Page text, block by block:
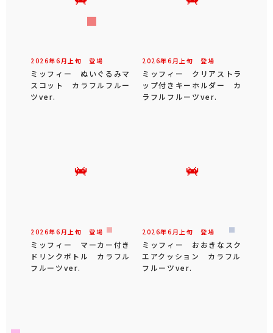
2026年6 月 上旬 登場
ミッフィー ぬいぐるみマ
スコット カラフルフルー
ツver.
2026年6 月 上旬 登場
ミッフィー クリアストラ
ップ付きキーホルダー カ
ラフルフルーツver.
2026年6 月 上旬 登場
ミッフィー マーカー付き
ドリンクボトル カラフル
フルーツver.
2026年6 月 上旬 登場
ミッフィー おおきなスク
エアクッション カラフル
フルーツver.